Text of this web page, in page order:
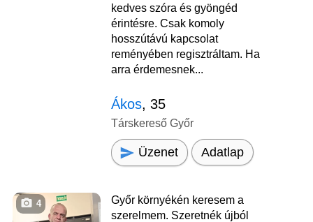
kedves szóra és gyöngéd
érintésre. Csak komoly
hosszútávú kapcsolat
reményében regisztráltam. Ha
arra érdemesnek...
Ákos, 35
Társkereső Győr
Üzenet Adatlap
4
Győr környékén keresem a
szerelmem. Szeretnék újból